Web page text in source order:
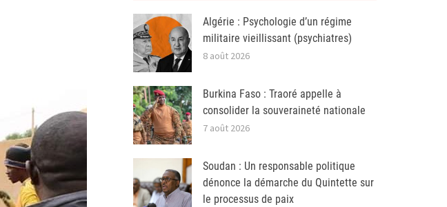
Algérie : Psychologie d’un régime
militaire vieillissant (psychiatres)
8 août 2026
Burkina Faso : Traoré appelle à
consolider la souveraineté nationale
7 août 2026
Soudan : Un responsable politique
dénonce la démarche du Quintette sur
le processus de paix